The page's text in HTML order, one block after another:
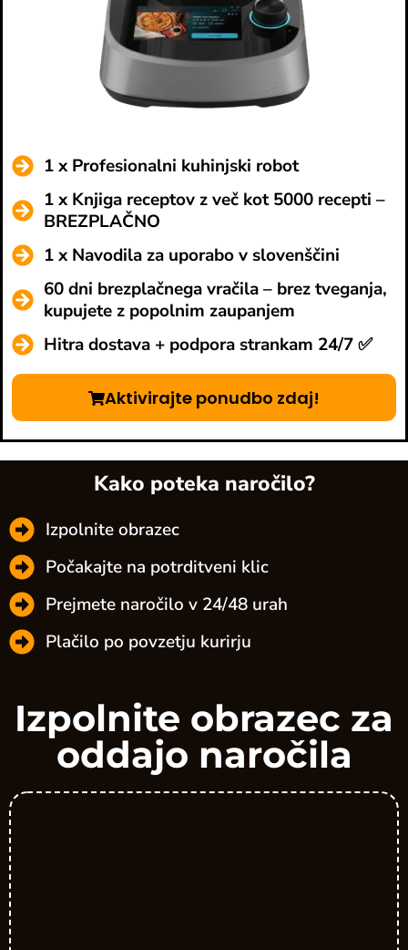
1 x Profesionalni kuhinjski robot
1 x Knjiga receptov z več kot 5000 recepti –
BREZPLAČNO
1 x Navodila za uporabo v slovenščini
60 dni brezplačnega vračila – brez tveganja,
kupujete z popolnim zaupanjem
Hitra dostava + podpora strankam 24/7 ✅
Aktivirajte ponudbo zdaj!
Kako poteka naročilo?
Izpolnite obrazec
Počakajte na potrditveni klic
Prejmete naročilo v 24/48 urah
Plačilo po povzetju kurirju
Izpolnite obrazec za
oddajo naročila